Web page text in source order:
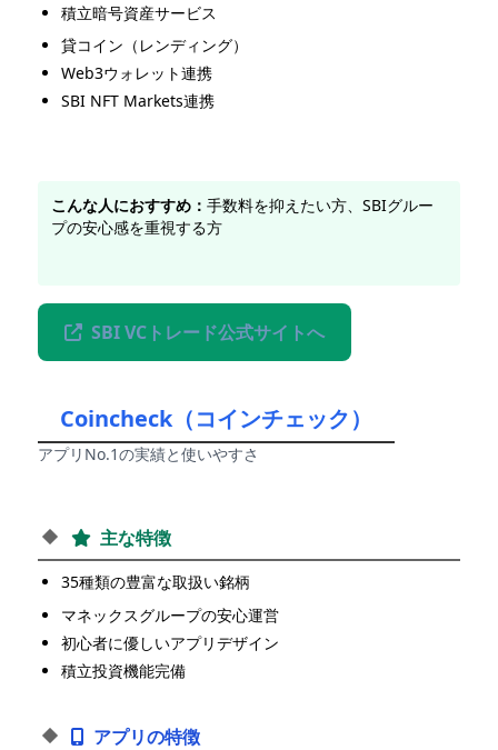
積立暗号資産サービス
貸コイン（レンディング）
Web3ウォレット連携
SBI NFT Markets連携
こんな人におすすめ： 手数料を抑えたい方、SBIグルー
プの安心感を重視する方
SBI VCトレード公式サイトへ
Coincheck（コインチェック）
アプリNo.1の実績と使いやすさ
主な特徴
35種類の豊富な取扱い銘柄
マネックスグループの安心運営
初心者に優しいアプリデザイン
積立投資機能完備
アプリの特徴